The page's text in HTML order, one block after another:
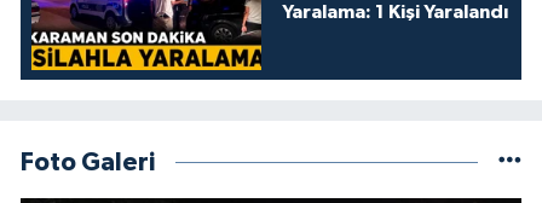
Yaralama: 1 Kişi Yaralandı
Foto Galeri